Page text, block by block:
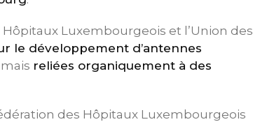
Luxembourgeois et l’Union des
le développement d’antennes
mais reliées organiquement à des
des Hôpitaux Luxembourgeois